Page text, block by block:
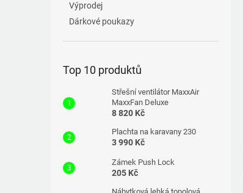
Výprodej
Dárkové poukazy
Top 10 produktů
Střešní ventilátor MaxxAir
MaxxFan Deluxe
8 820 Kč
Plachta na karavany 230
3 990 Kč
Zámek Push Lock
205 Kč